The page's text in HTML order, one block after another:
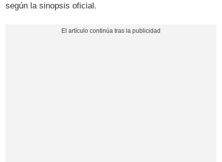
según la sinopsis oficial.